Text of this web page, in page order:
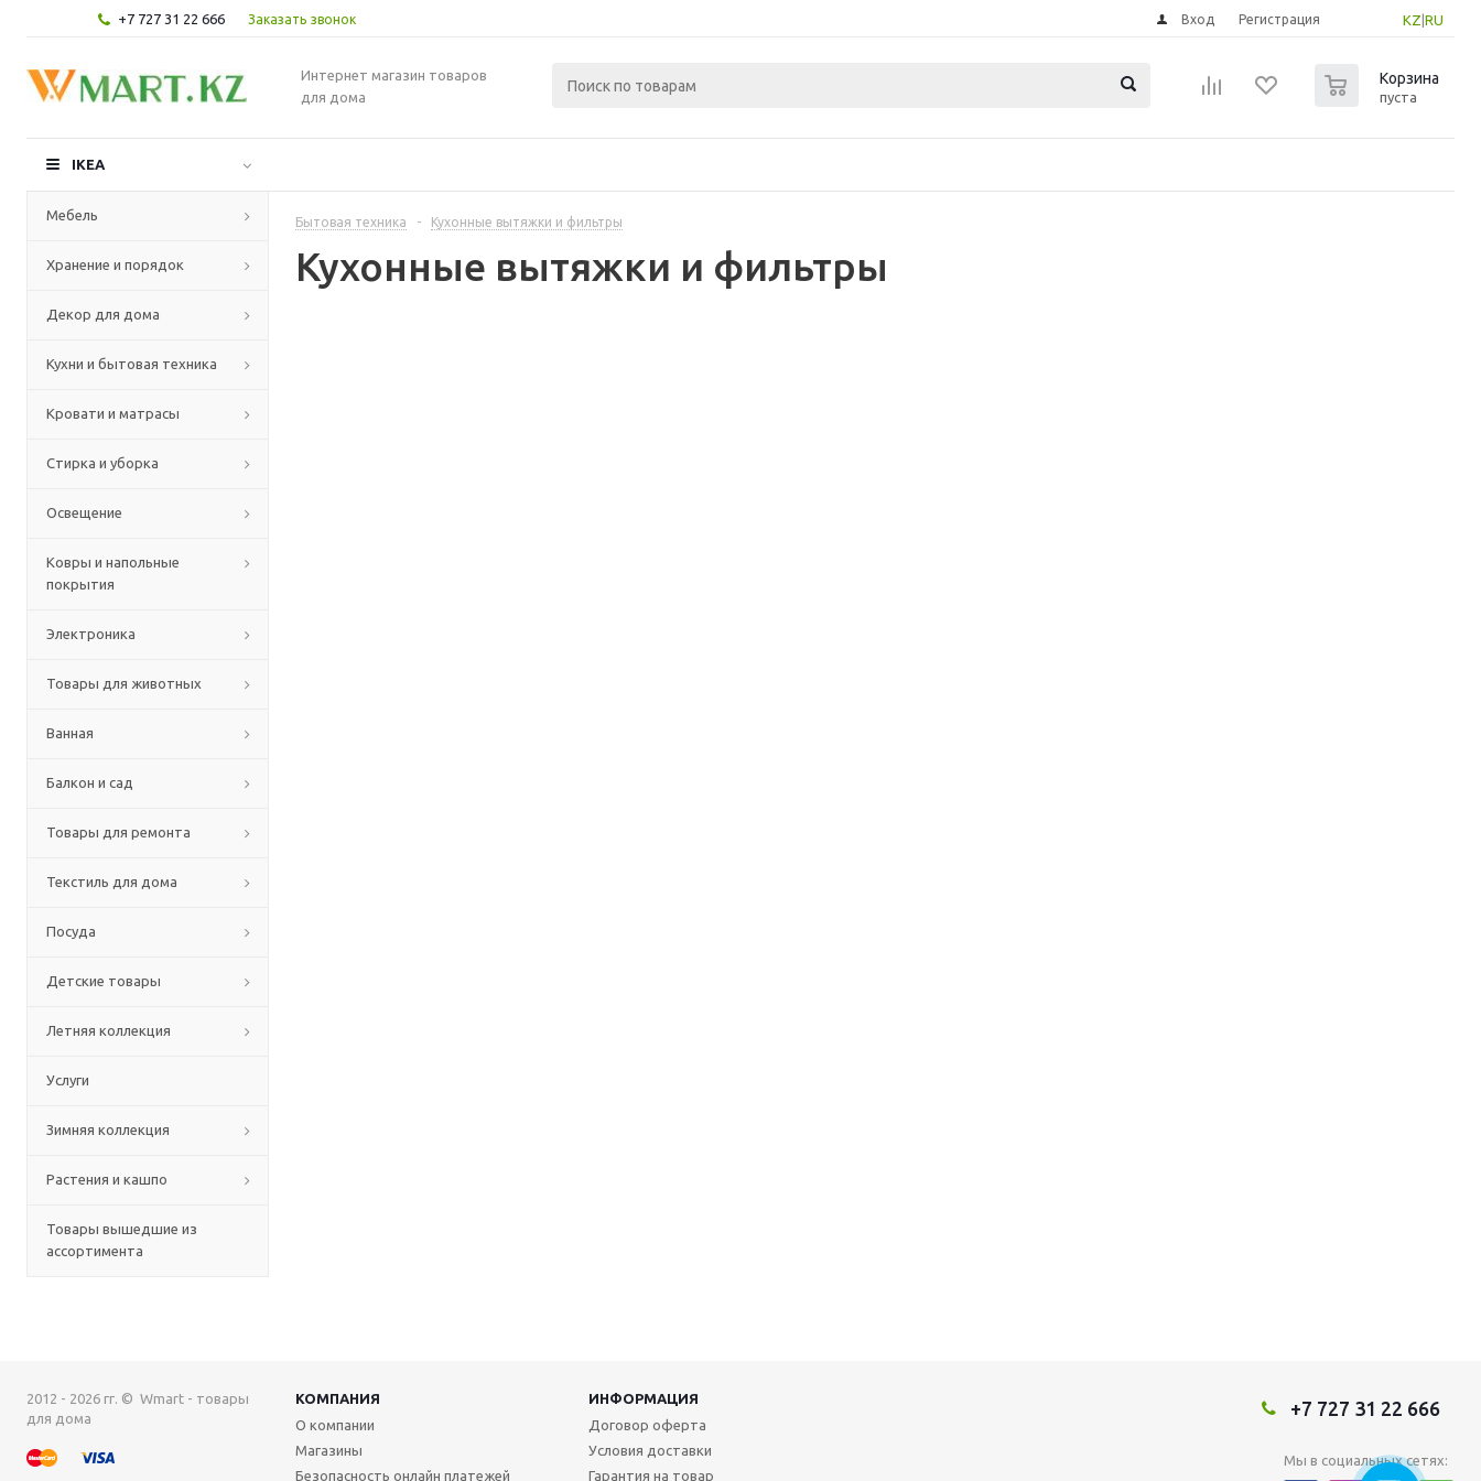
+7 727 31 22 666 Заказать звонок KZ RU
Вход Регистрация
Интернет магазин товаров
для дома
Корзина
пуста
IKEA
Мебель
Хранение и порядок
Декор для дома
Кухни и бытовая техника
Кровати и матрасы
Стирка и уборка
Освещение
Ковры и напольные
покрытия
Электроника
Товары для животных
Ванная
Балкон и сад
Товары для ремонта
Текстиль для дома
Посуда
Детские товары
Летняя коллекция
Услуги
Зимняя коллекция
Растения и кашпо
Товары вышедшие из
ассортимента
Бытовая техника - Кухонные вытяжки и фильтры
Кухонные вытяжки и фильтры
2012 - 2026 гг. © Wmart - товары
для дома
КОМПАНИЯ
ИНФОРМАЦИЯ
О компании
Магазины
Безопасность онлайн платежей
Договор оферта
Условия доставки
Гарантия на товар
+7 727 31 22 666
Мы в социальных сетях: